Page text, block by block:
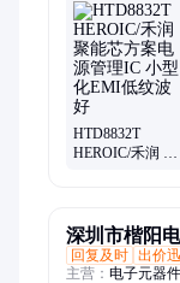
片、模式电源、
片、擦写专用芯
片
HTD8832T
HEROIC/禾润 聚
深圳市楷阳
回复及时 出价
主营： 电子元器